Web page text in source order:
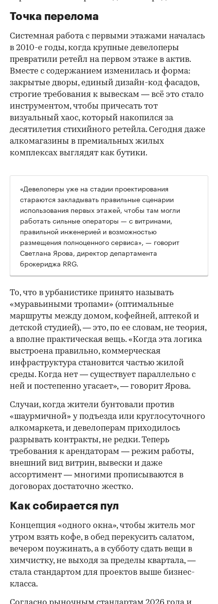
Точка перелома
Системная работа с первыми этажами началась
в 2010-е годы, когда крупные девелоперы
превратили ретейл на первом этаже в актив.
Вместе с содержанием изменилась и форма:
закрытые дворы, единый дизайн-код фасадов,
строгие требования к вывескам — всё это стало
инструментом, чтобы причесать тот
визуальный хаос, который накопился за
десятилетия стихийного ретейла. Сегодня даже
алкомагазины в премиальных жилых
комплексах выглядят как бутики.
00:00
«Девелоперы уже на стадии проектирования
стараются закладывать правильные сценарии
использования первых этажей, чтобы там могли
работать сильные операторы — с витринами,
правильной инженерией и возможностью
размещения полноценного сервиса», — говорит
Светлана Ярова, директор департамента
брокериджа RRG.
То, что в урбанистике принято называть
«муравьиными тропами» (оптимальные
маршруты между домом, кофейней, аптекой и
детской студией), — это, по ее словам, не теория,
а вполне практическая вещь. «Когда эта логика
выстроена правильно, коммерческая
инфраструктура становится частью жилой
среды. Когда нет — существует параллельно с
ней и постепенно угасает», — говорит Ярова.
Случаи, когда жители бунтовали против
«шаурмичной» у подъезда или круглосуточного
алкомаркета, и девелоперам приходилось
разрывать контракты, не редки. Теперь
требования к арендаторам — режим работы,
внешний вид витрин, вывески и даже
ассортимент — многими прописываются в
договорах достаточно жестко.
Как собирается пул
Концепция «одного окна», чтобы житель мог
утром взять кофе, в обед перекусить салатом,
вечером поужинать, а в субботу сдать вещи в
химчистку, не выходя за пределы квартала, —
стала стандартом для проектов выше бизнес-
класса.